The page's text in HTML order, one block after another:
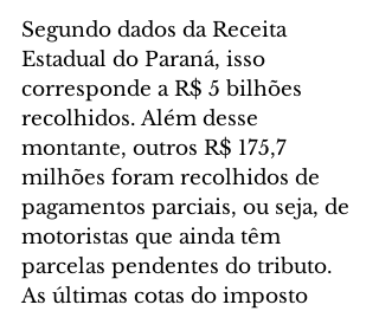
Segundo dados da Receita
Estadual do Paraná, isso
corresponde a R$ 5 bilhões
recolhidos. Além desse
montante, outros R$ 175,7
milhões foram recolhidos de
pagamentos parciais, ou seja, de
motoristas que ainda têm
parcelas pendentes do tributo.
As últimas cotas do imposto